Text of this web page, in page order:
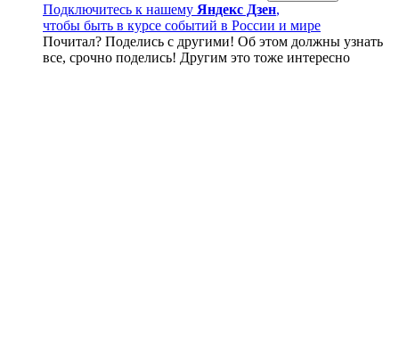
Подключитесь к нашему Яндекс Дзен,
чтобы быть в курсе событий в России и мире
Почитал? Поделись с другими! Об этом должны узнать
все, срочно поделись! Другим это тоже интересно